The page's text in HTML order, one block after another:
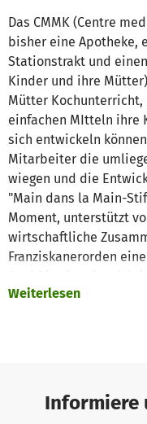
Das CMMK (Centre
bisher eine Apotheke,
Stationstrakt und
Kinder und ihre
Mütter
einfachen MItteln ihre
sich entwickeln
Mitarbeiter die
wiegen und die
"Main dans la Main-
Moment, unterstützt
wirtschaftliche
Franziskanerorden
es bisher praktisch
Säuglingssterblichkeit
Instrumenten sowie
einen reibungslosen
Weiterlesen
Informiere